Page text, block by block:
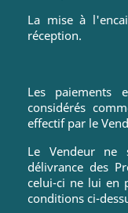
La mise à
réception.
Les paiements
considérés
effectif par le
Le Vendeur
délivrance des
celui-ci ne lui en
conditions ci-